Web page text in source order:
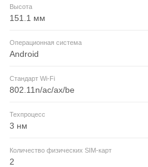
Высота
151.1 мм
Операционная система
Android
Стандарт Wi-Fi
802.11n/ac/ax/be
Техпроцесс
3 нм
Количество физических SIM-карт
2